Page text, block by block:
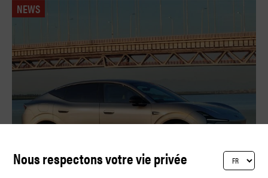
NEWS
Nous respectons votre vie privée